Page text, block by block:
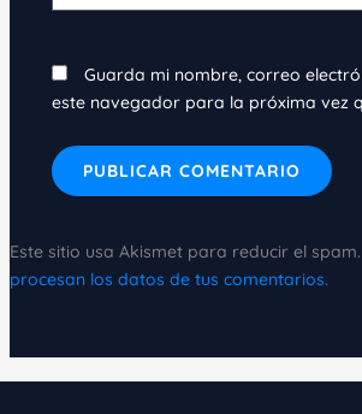
Guarda mi nombre, correo
este navegador para la próxima vez
Este sitio usa Akismet para reducir el spam.
procesan los datos de tus comentarios.